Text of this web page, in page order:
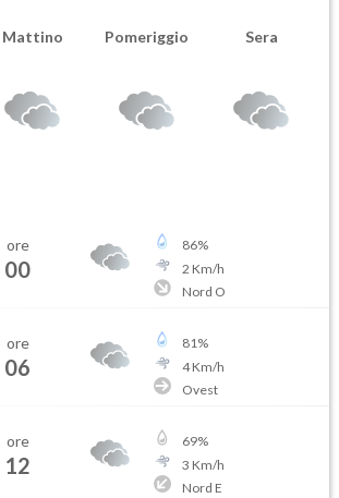
Mattino Pomeriggio Sera
ore
00
86%
2 Km/h
Nord O
ore
06
81%
4Km/h
Ovest
ore
12
69%
3 Km/h
Nord E